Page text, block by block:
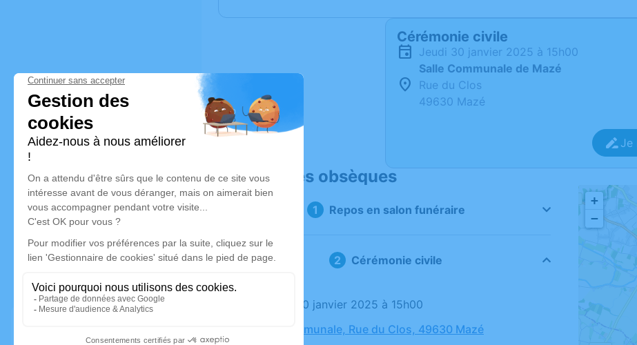
Cérémonie civile
jeudi 30 janvier 2025 à 15h00
Salle Communale de Mazé
Rue du Clos
49630 Mazé
Je
Déroulé des obsèques
Repos en salon funéraire
Cérémonie civile
Le jeudi 30 janvier 2025 à 15h00
Salle Communale, Rue du Clos, 49630 Mazé
+
−